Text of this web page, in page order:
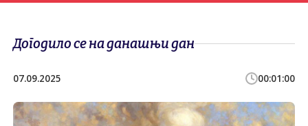
Догодило се на данашњи дан
07.09.2025 00:01:00